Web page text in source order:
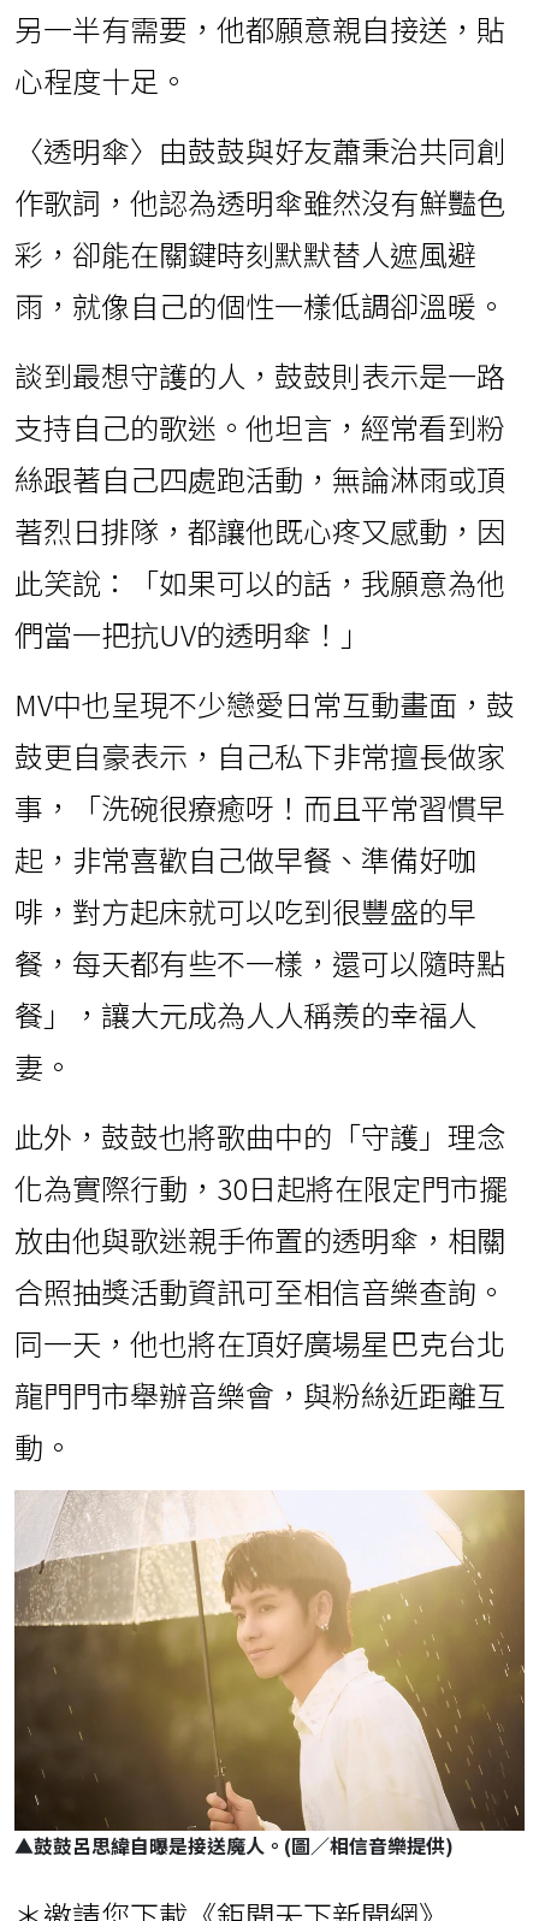
另一半有需要，他都願意親自接送，貼
心程度十足。
〈透明傘〉由鼓鼓與好友蕭秉治共同創
作歌詞，他認為透明傘雖然沒有鮮豔色
彩，卻能在關鍵時刻默默替人遮風避
雨，就像自己的個性一樣低調卻溫暖。
談到最想守護的人，鼓鼓則表示是一路
支持自己的歌迷。他坦言，經常看到粉
絲跟著自己四處跑活動，無論淋雨或頂
著烈日排隊，都讓他既心疼又感動，因
此笑說：「如果可以的話，我願意為他
們當一把抗UV的透明傘！」
MV中也呈現不少戀愛日常互動畫面，鼓
鼓更自豪表示，自己私下非常擅長做家
事，「洗碗很療癒呀！而且平常習慣早
起，非常喜歡自己做早餐、準備好咖
啡，對方起床就可以吃到很豐盛的早
餐，每天都有些不一樣，還可以隨時點
餐」，讓大元成為人人稱羨的幸福人
妻。
此外，鼓鼓也將歌曲中的「守護」理念
化為實際行動，30日起將在限定門市擺
放由他與歌迷親手佈置的透明傘，相關
合照抽獎活動資訊可至相信音樂查詢。
同一天，他也將在頂好廣場星巴克台北
龍門門市舉辦音樂會，與粉絲近距離互
動。
▲鼓鼓呂思緯自曝是接送魔人。(圖／相信音樂提供)